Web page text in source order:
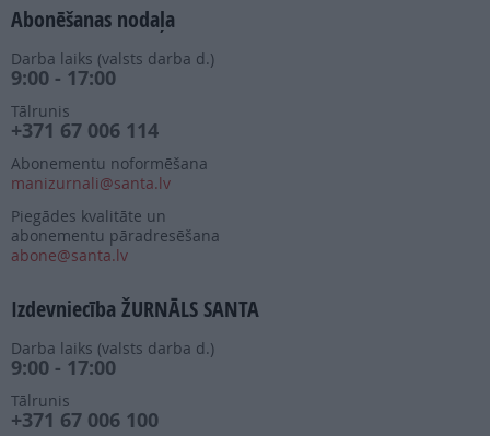
Abonēšanas nodaļa
Darba laiks (valsts darba d.)
9:00 - 17:00
Tālrunis
+371 67 006 114
Abonementu noformēšana
manizurnali@santa.lv
Piegādes kvalitāte un
abonementu pāradresēšana
abone@santa.lv
Izdevniecība ŽURNĀLS SANTA
Darba laiks (valsts darba d.)
9:00 - 17:00
Tālrunis
+371 67 006 100